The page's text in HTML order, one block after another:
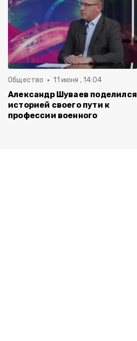
Общество 11 июня , 14:04
Александр Шуваев поделился
историей своего пути к
профессии военного